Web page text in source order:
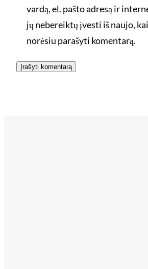
vardą, el. pašto adresą ir
jų nebereiktų įvesti iš naujo,
norėsiu parašyti komentarą.